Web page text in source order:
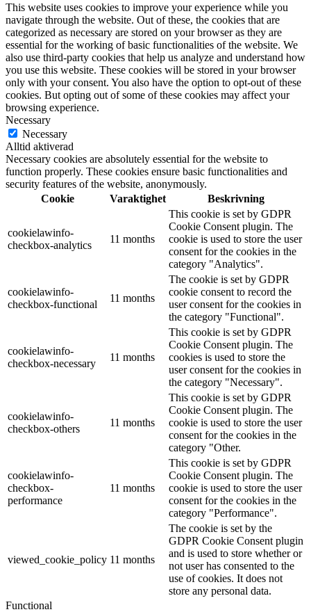
This website uses cookies to improve your experience while you
navigate through the website. Out of these, the cookies that are
categorized as necessary are stored on your browser as they are
essential for the working of basic functionalities of the website. We
also use third-party cookies that help us analyze and understand how
you use this website. These cookies will be stored in your browser
only with your consent. You also have the option to opt-out of these
cookies. But opting out of some of these cookies may affect your
browsing experience.
Necessary
Necessary
Alltid aktiverad
Necessary cookies are absolutely essential for the website to
function properly. These cookies ensure basic functionalities and
security features of the website, anonymously.
Cookie
Varaktighet Beskrivning
cookielawinfo-
checkbox-analytics
11 months
This cookie is set by GDPR
Cookie Consent plugin. The
cookie is used to store the user
consent for the cookies in the
category "Analytics".
cookielawinfo-
checkbox-functional
11 months
The cookie is set by GDPR
cookie consent to record the
user consent for the cookies in
the category "Functional".
cookielawinfo-
checkbox-necessary
11 months
This cookie is set by GDPR
Cookie Consent plugin. The
cookies is used to store the
user consent for the cookies in
the category "Necessary".
cookielawinfo-
checkbox-others
11 months
This cookie is set by GDPR
Cookie Consent plugin. The
cookie is used to store the user
consent for the cookies in the
category "Other.
cookielawinfo-
checkbox-
performance
11 months
This cookie is set by GDPR
Cookie Consent plugin. The
cookie is used to store the user
consent for the cookies in the
category "Performance".
viewed_cookie_policy 11 months
The cookie is set by the
GDPR Cookie Consent plugin
and is used to store whether or
not user has consented to the
use of cookies. It does not
store any personal data.
Functional